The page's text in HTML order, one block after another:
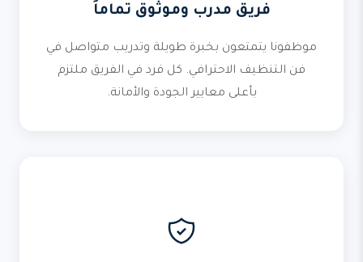
فريق مدرب وموثوق تماماً
موظفونا يتمتعون بخبرة طويلة وتدريب متواصل في
فن التنظيف الاحترافي. كل فرد في الفريق ملتزم
بأعلى معايير الجودة والأمانة.